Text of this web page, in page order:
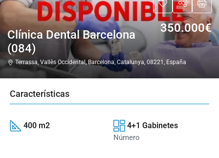
Clínica Dental Barcelona
(084)
350.000€
Terrassa, Vallès Occidental, Barcelona, Catalunya, 08221, España
Características
400 m2 4+1 Gabinetes
Número